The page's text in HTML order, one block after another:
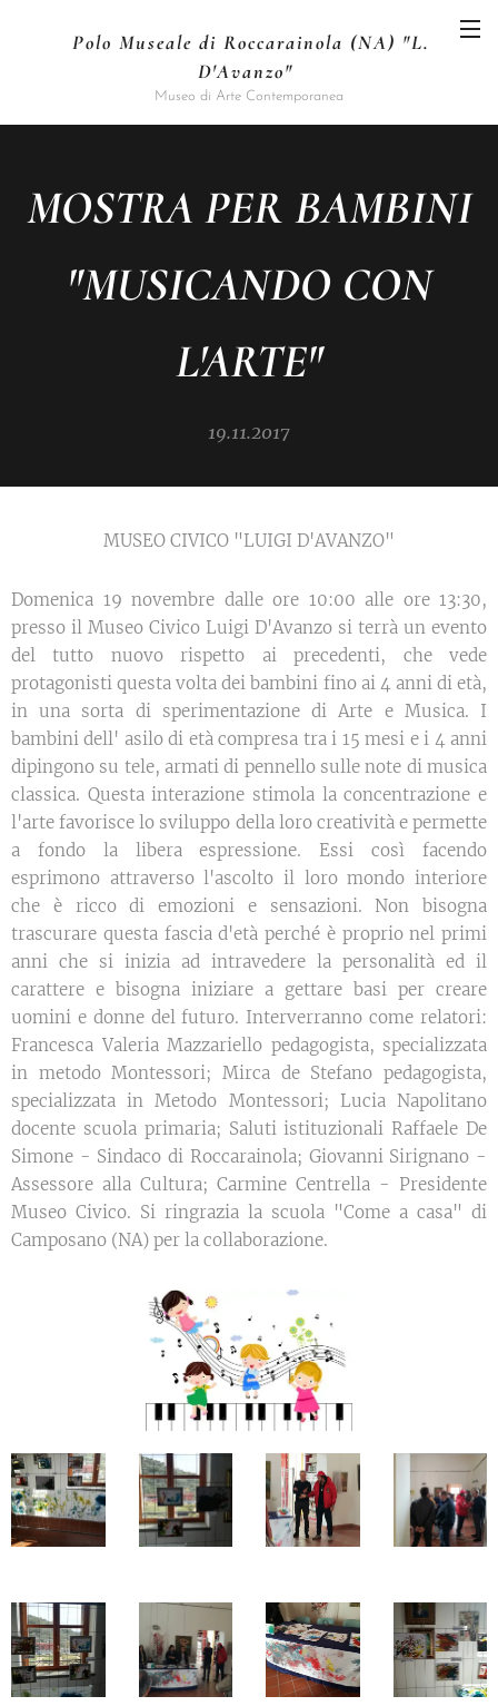
Polo Museale di Roccarainola (NA) "L.
D'Avanzo"
Museo di Arte Contemporanea
MOSTRA PER BAMBINI
"MUSICANDO CON
L'ARTE"
19.11.2017
MUSEO CIVICO "LUIGI D'AVANZO"
Domenica 19 novembre dalle ore 10:00 alle ore 13:30,
presso il Museo Civico Luigi D'Avanzo si terrà un evento
del tutto nuovo rispetto ai precedenti, che vede
protagonisti questa volta dei bambini fino ai 4 anni di età,
in una sorta di sperimentazione di Arte e Musica. I
bambini dell' asilo di età compresa tra i 15 mesi e i 4 anni
dipingono su tele, armati di pennello sulle note di musica
classica. Questa interazione stimola la concentrazione e
l'arte favorisce lo sviluppo della loro creatività e permette
a fondo la libera espressione. Essi così facendo
esprimono attraverso l'ascolto il loro mondo interiore
che è ricco di emozioni e sensazioni. Non bisogna
trascurare questa fascia d'età perché è proprio nel primi
anni che si inizia ad intravedere la personalità ed il
carattere e bisogna iniziare a gettare basi per creare
uomini e donne del futuro. Interverranno come relatori:
Francesca Valeria Mazzariello pedagogista, specializzata
in metodo Montessori; Mirca de Stefano pedagogista,
specializzata in Metodo Montessori; Lucia Napolitano
docente scuola primaria; Saluti istituzionali Raffaele De
Simone - Sindaco di Roccarainola; Giovanni Sirignano -
Assessore alla Cultura; Carmine Centrella - Presidente
Museo Civico. Si ringrazia la scuola "Come a casa" di
Camposano (NA) per la collaborazione.